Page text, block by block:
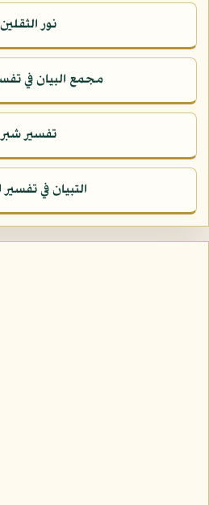
نور الثقلين
مجمع البيان في
تفسير شبر
التبيان في تفسير